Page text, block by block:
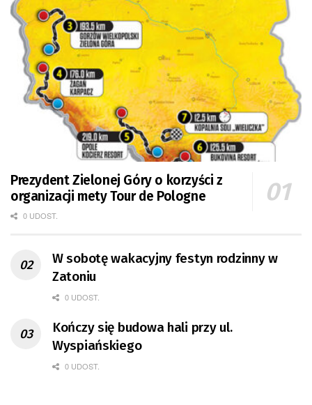
Prezydent Zielonej Góry o korzyści z
organizacji mety Tour de Pologne
0 UDOST.
W sobotę wakacyjny festyn rodzinny w
Zatoniu
0 UDOST.
Kończy się budowa hali przy ul.
Wyspiańskiego
0 UDOST.